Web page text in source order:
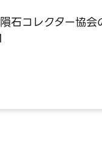
石コレクター協会